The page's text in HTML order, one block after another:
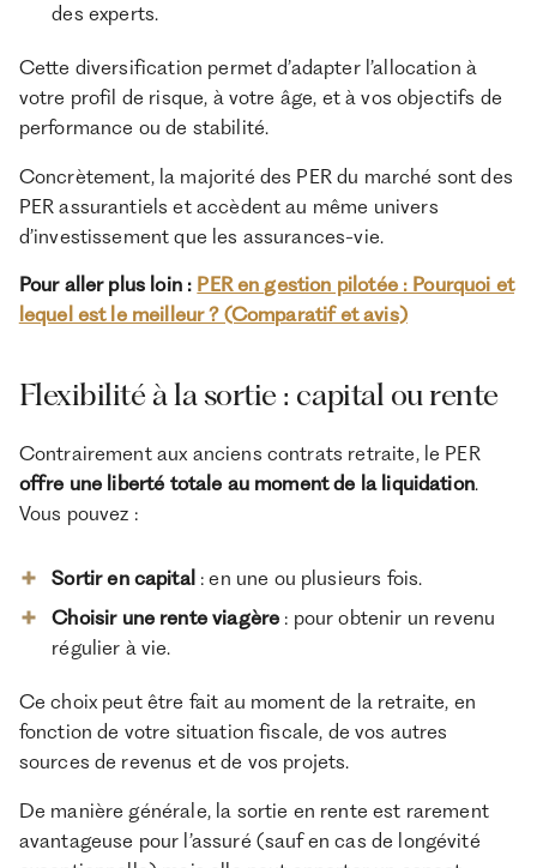
des experts.
Cette diversification permet d’adapter l’allocation à
votre profil de risque, à votre âge, et à vos objectifs de
performance ou de stabilité.
Concrètement, la majorité des PER du marché sont des
PER assurantiels et accèdent au même univers
d’investissement que les assurances-vie.
Pour aller plus loin : PER en gestion pilotée : Pourquoi et
lequel est le meilleur ? (Comparatif et avis)
Flexibilité à la sortie : capital ou rente
Contrairement aux anciens contrats retraite, le PER
offre une liberté totale au moment de la liquidation.
Vous pouvez :
Sortir en capital : en une ou plusieurs fois.
Choisir une rente viagère : pour obtenir un revenu
régulier à vie.
Ce choix peut être fait au moment de la retraite, en
fonction de votre situation fiscale, de vos autres
sources de revenus et de vos projets.
De manière générale, la sortie en rente est rarement
avantageuse pour l’assuré (sauf en cas de longévité